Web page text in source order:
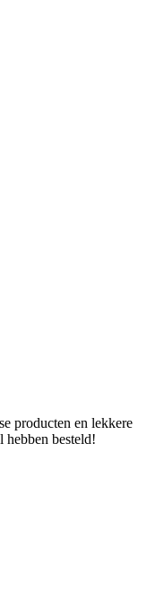
producten en lekkere
besteld!